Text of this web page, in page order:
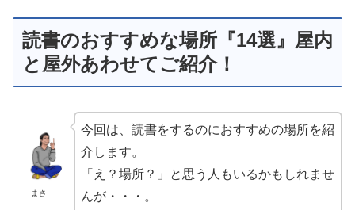
読書のおすすめな場所『14選』屋内
と屋外あわせてご紹介！
まさ
今回は、読書をするのにおすすめの場所を紹
介します。
「え？場所？」と思う人もいるかもしれませ
んが・・・。